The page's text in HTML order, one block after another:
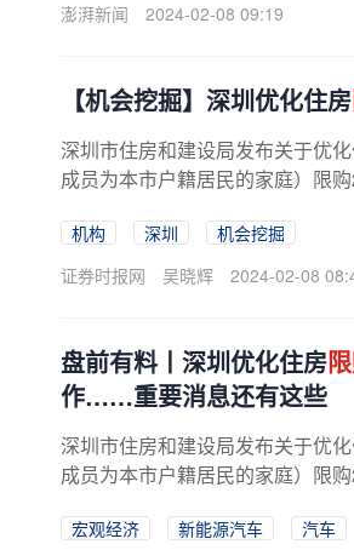
澎湃新闻
2024-02-08 09:19
【机会挖掘】深圳优化住房
深圳市住房和建设局发布关于优
成员为本市户籍居民的家庭）限
机构 深圳
机会挖掘
证券时报网
吴晓辉 2024-02-08
盘前有料丨深圳优化住房
作……重要消息还有这些
深圳市住房和建设局发布关于优
成员为本市户籍居民的家庭）限
宏观经济 新能源汽车
汽车